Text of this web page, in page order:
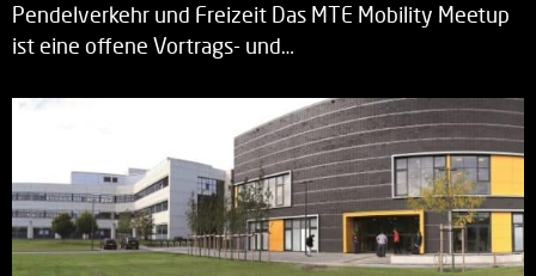
Pendelverkehr und Freizeit Das MTE Mobility Meetup
ist eine offene Vortrags- und…